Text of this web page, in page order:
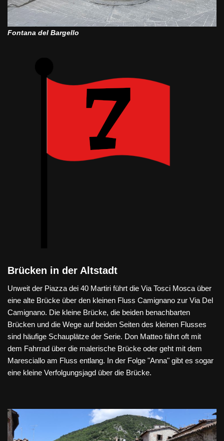
Fontana del Bargello
Brücken in der Altstadt
Unweit der Piazza dei 40 Martiri führt die Via Tosci Mosca über
eine alte Brücke über den kleinen Fluss Camignano zur Via Del
Camignano. Die kleine Brücke, die beiden benachbarten
Brücken und die Wege auf beiden Seiten des kleinen Flusses
sind häufige Schauplätze der Serie. Don Matteo fährt oft mit
dem Fahrrad über die malerische Brücke oder geht mit dem
Maresciallo am Fluss entlang. In der Folge "Anna" gibt es sogar
eine kleine Verfolgungsjagd über die Brücke.